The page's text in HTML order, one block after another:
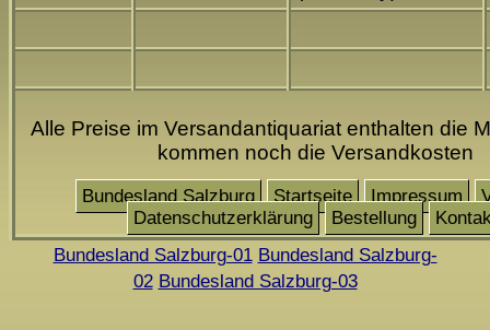
Alle Preise im Versandantiquariat enthalten die
kommen noch die Versandkosten
Bundesland Salzburg Startseite Impressum
Datenschutzerklärung
Bestellung
Bundesland Salzburg-01 Bundesland Salzburg-
02 Bundesland Salzburg-03